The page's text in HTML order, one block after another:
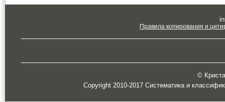
Правила копирования и
©
Copyright 2010-2017 Систематика и